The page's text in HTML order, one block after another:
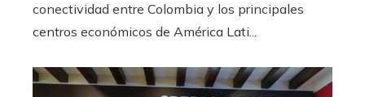
conectividad entre Colombia y los principales
centros económicos de América Lati...